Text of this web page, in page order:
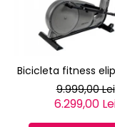
Bicicleta fitness
9.999,00 Lei
6.299,00